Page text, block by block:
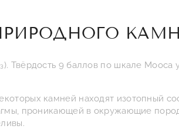
9 баллов по шкале Мооса
камней находят изотопный
проникающей в окружающие